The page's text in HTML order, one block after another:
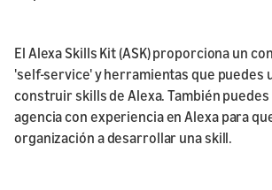
El Alexa Skills Kit (ASK) proporciona un
'self-service' y herramientas que puedes
construir skills de Alexa. También
agencia con experiencia en Alexa para
organización a desarrollar una skill.